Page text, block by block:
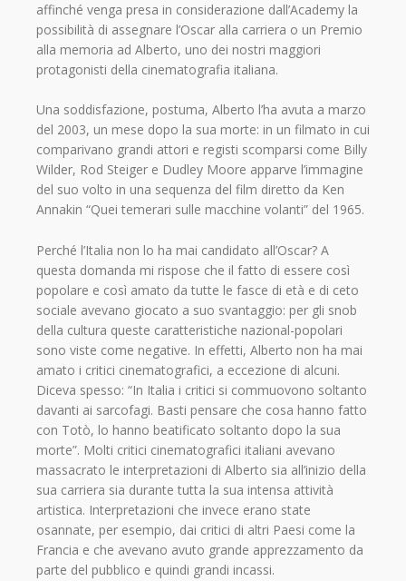
affinché venga presa in considerazione dall’Academy la
possibilità di assegnare l’Oscar alla carriera o un Premio
alla memoria ad Alberto, uno dei nostri maggiori
protagonisti della cinematografia italiana.
Una soddisfazione, postuma, Alberto l’ha avuta a marzo
del 2003, un mese dopo la sua morte: in un filmato in cui
comparivano grandi attori e registi scomparsi come Billy
Wilder, Rod Steiger e Dudley Moore apparve l’immagine
del suo volto in una sequenza del film diretto da Ken
Annakin “Quei temerari sulle macchine volanti” del 1965.
Perché l’Italia non lo ha mai candidato all’Oscar? A
questa domanda mi rispose che il fatto di essere così
popolare e così amato da tutte le fasce di età e di ceto
sociale avevano giocato a suo svantaggio: per gli snob
della cultura queste caratteristiche nazional-popolari
sono viste come negative. In effetti, Alberto non ha mai
amato i critici cinematografici, a eccezione di alcuni.
Diceva spesso: “In Italia i critici si commuovono soltanto
davanti ai sarcofagi. Basti pensare che cosa hanno fatto
con Totò, lo hanno beatificato soltanto dopo la sua
morte”. Molti critici cinematografici italiani avevano
massacrato le interpretazioni di Alberto sia all’inizio della
sua carriera sia durante tutta la sua intensa attività
artistica. Interpretazioni che invece erano state
osannate, per esempio, dai critici di altri Paesi come la
Francia e che avevano avuto grande apprezzamento da
parte del pubblico e quindi grandi incassi.